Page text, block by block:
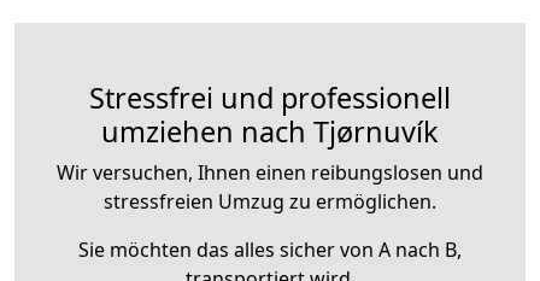
Stressfrei und professionell
umziehen nach Tjørnuvík
Wir versuchen, Ihnen einen reibungslosen und
stressfreien Umzug zu ermöglichen.
Sie möchten das alles sicher von A nach B,